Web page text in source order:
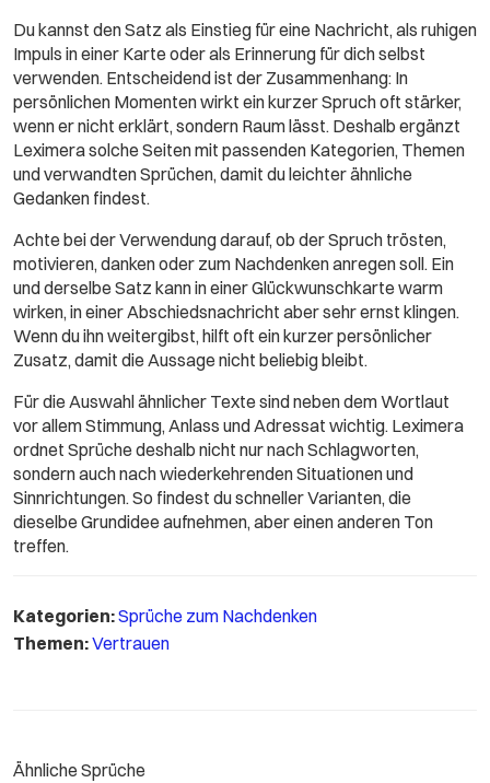
Du kannst den Satz als Einstieg für eine Nachricht, als ruhigen
Impuls in einer Karte oder als Erinnerung für dich selbst
verwenden. Entscheidend ist der Zusammenhang: In
persönlichen Momenten wirkt ein kurzer Spruch oft stärker,
wenn er nicht erklärt, sondern Raum lässt. Deshalb ergänzt
Leximera solche Seiten mit passenden Kategorien, Themen
und verwandten Sprüchen, damit du leichter ähnliche
Gedanken findest.
Achte bei der Verwendung darauf, ob der Spruch trösten,
motivieren, danken oder zum Nachdenken anregen soll. Ein
und derselbe Satz kann in einer Glückwunschkarte warm
wirken, in einer Abschiedsnachricht aber sehr ernst klingen.
Wenn du ihn weitergibst, hilft oft ein kurzer persönlicher
Zusatz, damit die Aussage nicht beliebig bleibt.
Für die Auswahl ähnlicher Texte sind neben dem Wortlaut
vor allem Stimmung, Anlass und Adressat wichtig. Leximera
ordnet Sprüche deshalb nicht nur nach Schlagworten,
sondern auch nach wiederkehrenden Situationen und
Sinnrichtungen. So findest du schneller Varianten, die
dieselbe Grundidee aufnehmen, aber einen anderen Ton
treffen.
Kategorien:Sprüche zum Nachdenken
Themen:Vertrauen
Ähnliche Sprüche